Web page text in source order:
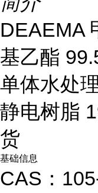
DEAEMA
基乙酯
单体水处
静电树脂
货
基础信息
CAS：